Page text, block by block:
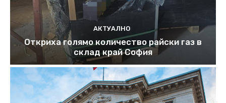
АКТУАЛНО
Откриха голямо количество райски газ в
склад край София